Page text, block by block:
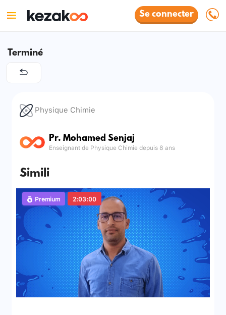
Se connecter
Terminé
Physique Chimie
Pr. Mohamed Senjaj
Enseignant de Physique Chimie depuis 8 ans
Simili
Premium 2:03:00